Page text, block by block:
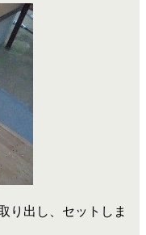
り出し、セットしま